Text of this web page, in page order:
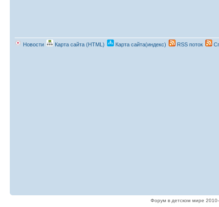
Новости Карта сайта (HTML) Карта сайта(индекс) RSS поток
Форум в детском мире